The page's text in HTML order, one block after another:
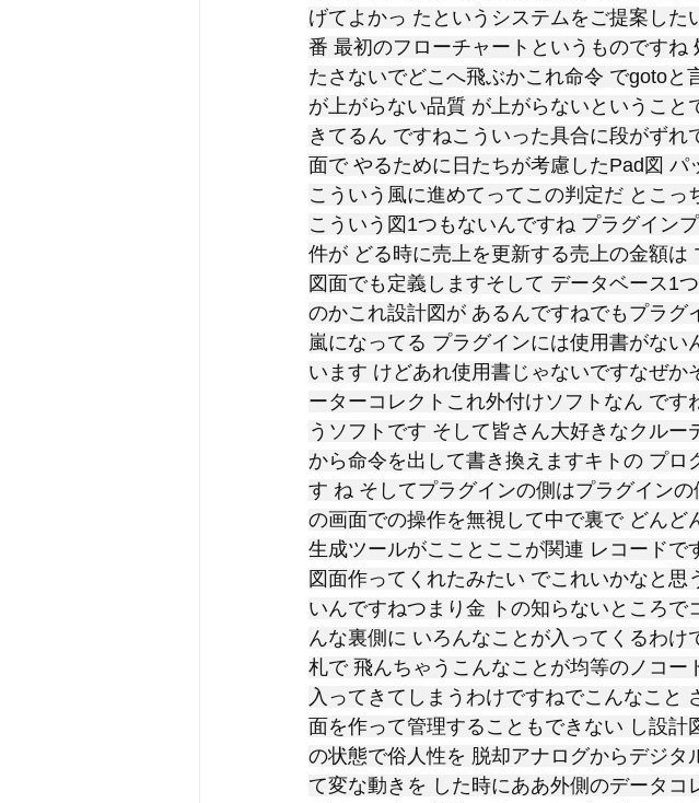
げてよかっ たというシステムをご提案し
番 最初のフローチャートというものです
たさないでどこへ飛ぶかこれ命令 でgoto
が上がらない品質 が上がらないというこ
きてるん ですねこういった具合に段がず
面で やるために日たちが考慮したPad図
こういう風に進めてってこの判定だ とこ
こういう図1つもないんですね プラグイン
件が どる時に売上を更新する売上の金額
図面でも定義しますそして データベース1
のかこれ設計図が あるんですねでもプラ
嵐になってる プラグインには使用書がな
います けどあれ使用書じゃないですなぜ
ーターコレクトこれ外付けソフトなん で
うソフトです そして皆さん大好きなクル
から命令を出して書き換えますキトの プ
す ね そしてプラグインの側はプラグイン
の画面での操作を無視して中で裏で どん
生成ツールがこことここが関連 レコード
図面作ってくれたみたい でこれいかなと
いんですねつまり金 トの知らないところ
んな裏側に いろんなことが入ってくるわ
札で 飛んちゃうこんなことが均等のノコ
入ってきてしまうわけですねでこんなこと
面を作って管理することもできない し設
の状態で俗人性を 脱却アナログからデジ
て変な動きを した時にああ外側のデータ